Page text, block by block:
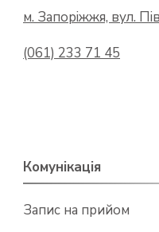
м. Запоріжжя, вул.
(061) 233 71 45
Комунікація
Запис на прийом